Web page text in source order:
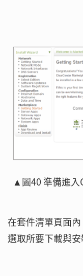
▲圖40 準備進入
在套件清單頁面
選取所要下載與